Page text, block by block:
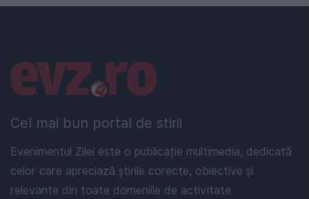
Cel mai bun portal de stiri!
Evenimentul Zilei este o publicație multimedia, dedicată
celor care apreciază știrile corecte, obiective și
relevante din toate domeniile de activitate
Linkuri utile